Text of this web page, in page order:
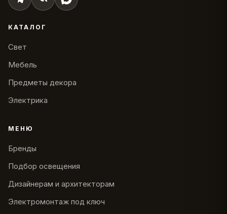
КАТАЛОГ
Свет
Мебель
Предметы декора
Электрика
МЕНЮ
Бренды
Подбор освещения
Дизайнерам и архитекторам
Электромонтаж под ключ